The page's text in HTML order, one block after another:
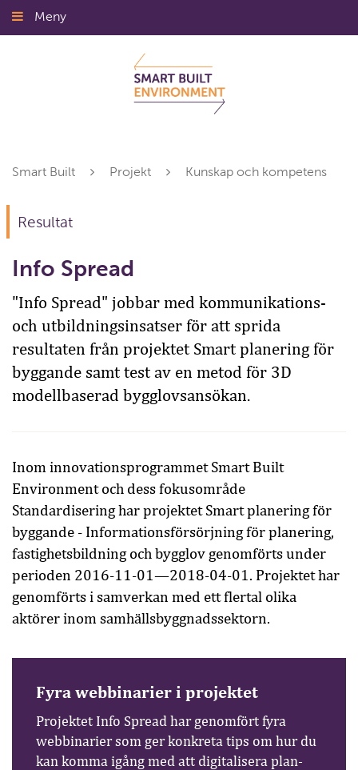
Gå
till
Meny
Smart Built Projekt Kunskap och kompetens
Resultat
Info Spread
"Info Spread" jobbar med kommunikations-
och utbildningsinsatser för att sprida
resultaten från projektet Smart planering för
byggande samt test av en metod för 3D
modellbaserad bygglovsansökan.
Inom innovationsprogrammet Smart Built
Environment och dess fokusområde
Standardisering har projektet Smart planering för
byggande - Informationsförsörjning för planering,
fastighetsbildning och bygglov genomförts under
perioden 2016-11-01—2018-04-01. Projektet har
genomförts i samverkan med ett flertal olika
aktörer inom samhällsbyggnadssektorn.
Fyra webbinarier i projektet
Projektet Info Spread har genomfört fyra
webbinarier som ger konkreta tips om hur du
kan komma igång med att digitalisera plan-